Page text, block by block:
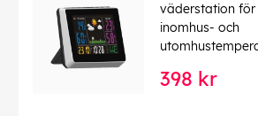
väderstation för
inomhus- och
398 kr